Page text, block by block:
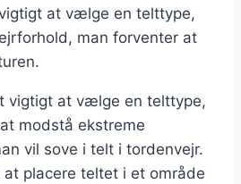
at vælge en telttype,
man forventer at
vigtigt at vælge en telttype,
modstå ekstreme
vil sove i telt i tordenvejr.
placere teltet i et område